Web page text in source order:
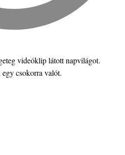
videóklip látott napvilágot.
csokorra valót.